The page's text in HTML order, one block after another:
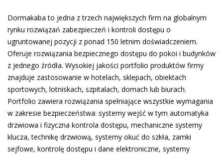
Dormakaba to jedna z trzech największych firm na globalnym
rynku rozwiązań zabezpieczeń i kontroli dostępu o
ugruntowanej pozycji z ponad 150 letnim doświadczeniem.
Oferuje rozwiązania bezpiecznego dostępu do pokoi i budynków
z jednego źródła. Wysokiej jakości portfolio produktów firmy
znajduje zastosowanie w hotelach, sklepach, obiektach
sportowych, lotniskach, szpitalach, domach lub biurach.
Portfolio zawiera rozwiązania spełniające wszystkie wymagania
w zakresie bezpieczeństwa: systemy wejść w tym automatyka
drzwiowa i fizyczna kontrola dostępu, mechaniczne systemy
klucza, technikę drzwiową, systemy okuć do szkła, zamki
sejfowe, kontrolę dostępu i dane elektroniczne, systemy